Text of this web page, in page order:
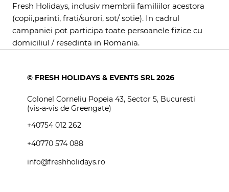
Fresh Holidays, inclusiv membrii familiilor acestora
(copii,parinti, frati/surori, sot/ sotie). In cadrul
campaniei pot participa toate persoanele fizice cu
domiciliul / resedinta in Romania.
© FRESH HOLIDAYS & EVENTS SRL 2026
Colonel Corneliu Popeia 43, Sector 5, Bucuresti
(vis-a-vis de Greengate)
+40754 012 262
+40770 574 088
info@freshholidays.ro